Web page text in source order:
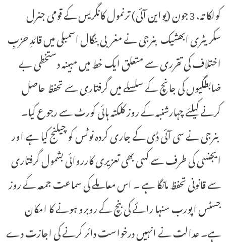
کولکاتہ، 3 جون (یواین آئی) ترنمول کانگریس کے قومی جنرل
سکریٹری ابھشیک بنرجی نے مغربی بنگال اسمبلی میں قائدِ حزبِ
اختلاف کی تقرری سے متعلق ایک خط میں مبینہ دستخطی بے
ضابطگیوں کی جانچ کے سلسلے میں گرفتاری سے تحفظ حاصل
کرنے کیلئے چہارشنبہ کے روز کلکتہ ہائی کورٹ سے رجوع کیا۔
بنرجی نے سی آئی ڈی کے جاری کردہ نوٹس کو چیلنج کیا ہے اور
ایجنسی کی طرف سے کسی بھی تعزیری کارروائی بشمول گرفتاری
سے قانونی تحفظ مانگا ہے ۔ اس معاملے کی سماعت جمعہ کے روز
جسٹس اپورب سنہا رائے کی بنچ کے روبرو ہونے کا امکان
ہے۔ عدالت نے انہیں درخواست دائر کرنے کی اجازت دے